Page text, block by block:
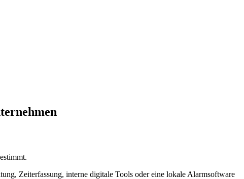
Zeiterfassung, interne digitale Tools oder eine lokale Alarmsoftware